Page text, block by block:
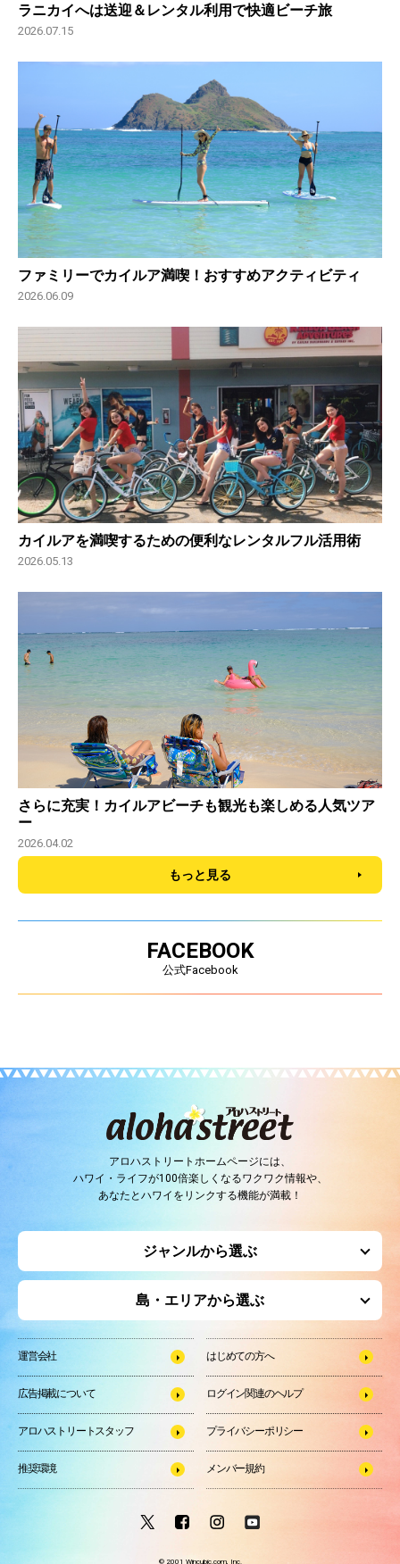
ラニカイへは送迎＆レンタル利用で快適ビーチ旅
2026.07.15
ファミリーでカイルア満喫！おすすめアクティビティ
2026.06.09
カイルアを満喫するための便利なレンタルフル活用術
2026.05.13
さらに充実！カイルアビーチも観光も楽しめる人気ツア
ー
2026.04.02
もっと見る
FACEBOOK
公式Facebook
アロハストリートホームページには、
ハワイ・ライフが100倍楽しくなるワクワク情報や、
あなたとハワイをリンクする機能が満載！
ジャンルから選ぶ
島・エリアから選ぶ
運営会社 はじめての方へ
広告掲載について ログイン関連のヘルプ
アロハストリートスタッフ プライバシーポリシー
推奨環境 メンバー規約
© 2001 Wincubic.com, Inc.